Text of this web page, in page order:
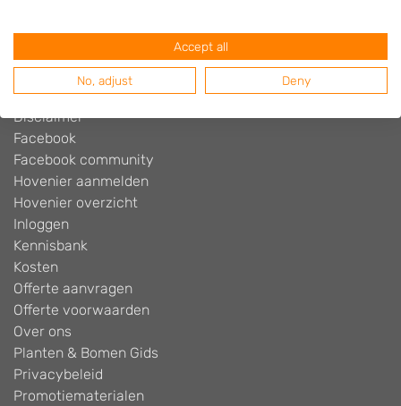
Beoordelingen widget
Cookiebeleid
Disclaimer
Facebook
Facebook community
Hovenier aanmelden
Hovenier overzicht
Inloggen
Kennisbank
Kosten
Offerte aanvragen
Offerte voorwaarden
Over ons
Planten & Bomen Gids
Privacybeleid
Promotiematerialen
Accept all
No, adjust Deny